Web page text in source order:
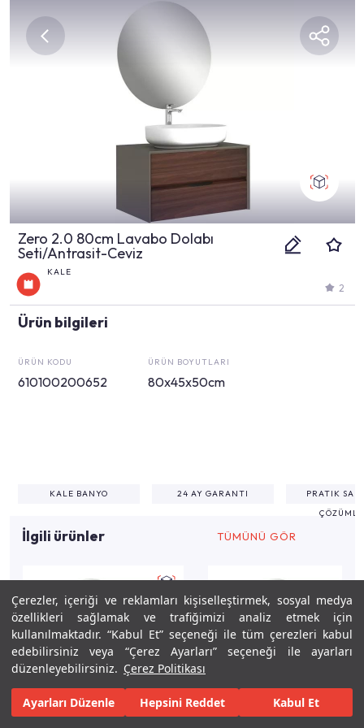
Çerezler, içeriği ve reklamları kişiselleştirmek, sosyal medya
özellikleri sağlamak ve trafiğimizi analiz etmek için
kullanılmaktadır. “Kabul Et” seçeneği ile tüm çerezleri kabul
edebilirsiniz veya “Çerez Ayarları” seçeneği ile ayarları
düzenleyebilirsiniz. Çerez Politikası
Ayarları Düzenle Hepsini Reddet Kabul Et
Zero 2.0 80cm Lavabo Dolabı
Seti/Antrasit-Ceviz
KALE
2
Ürün bilgileri
ÜRÜN KODU
610100200652
ÜRÜN BOYUTLARI
80x45x50cm
KALE BANYO 24 AY GARANTI
PRATIK
İlgili ürünler TÜMÜNÜ GÖR
Keşfet Tasarla Gerçekleştir